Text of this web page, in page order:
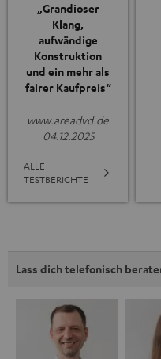
„Grandioser
Klang,
aufwändige
Konstruktion
und ein mehr als
fairer Kaufpreis“
www.areadvd.de
04.12.2025
ALLE
TESTBERICHTE
Lass dich telefonisch